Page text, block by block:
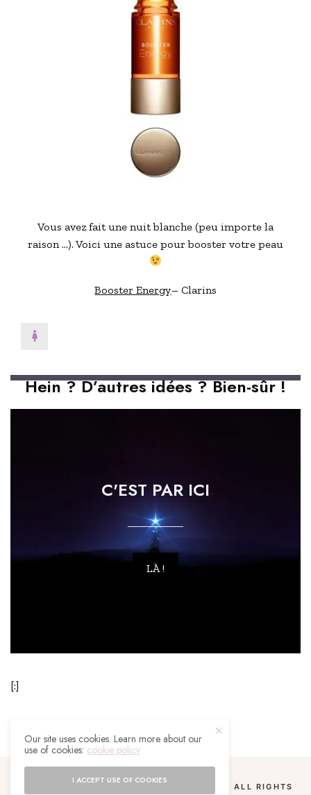
Vous avez fait une nuit blanche (peu importe la
raison …). Voici une astuce pour booster votre peau
Booster Energy– Clarins
Hein ? D’autres idées ? Bien-sûr !
C'EST PAR ICI
LÀ !
[:]
COPYRIGHT 2024 UN MALGACHE À PARIS. ALL RIGHTS
Our site uses cookies. Learn more about our
use of cookies: cookie policy
I ACCEPT USE OF COOKIES